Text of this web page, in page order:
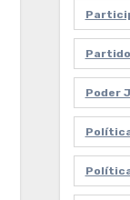
Poder